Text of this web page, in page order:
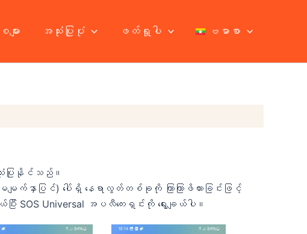
ား အသုံးပြုပုံ ဖတ်ရှုပါ ဗမာစာ
းပြုနိုင်သည်။
ြင်) ပေါ်ရှိ နေရာလွတ်တစ်ခုကို ကြာကြာဖိထားခြင်းဖြင့်
SOS Universal အပလီကေးရှင်းကို ရွေးချယ်ပါ။